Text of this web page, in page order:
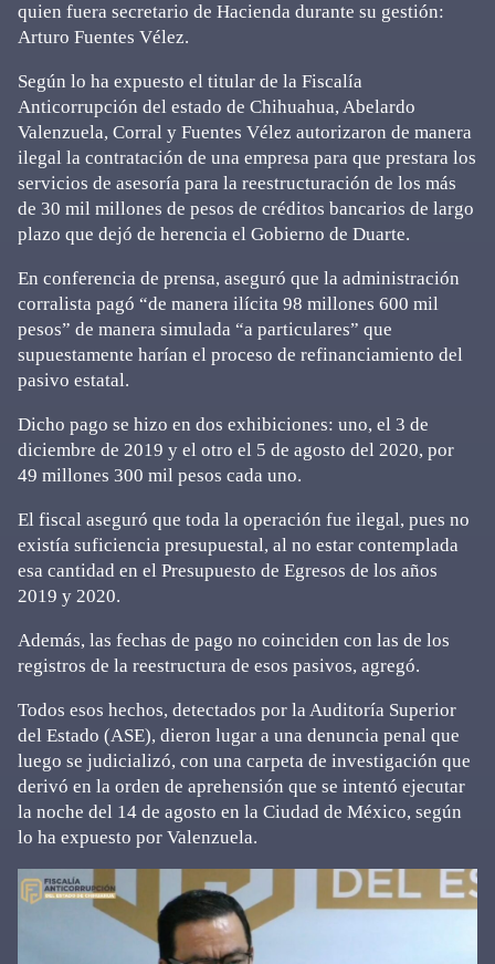
quien fuera secretario de Hacienda durante su gestión:
Arturo Fuentes Vélez.
Según lo ha expuesto el titular de la Fiscalía
Anticorrupción del estado de Chihuahua, Abelardo
Valenzuela, Corral y Fuentes Vélez autorizaron de manera
ilegal la contratación de una empresa para que prestara los
servicios de asesoría para la reestructuración de los más
de 30 mil millones de pesos de créditos bancarios de largo
plazo que dejó de herencia el Gobierno de Duarte.
En conferencia de prensa, aseguró que la administración
corralista pagó “de manera ilícita 98 millones 600 mil
pesos” de manera simulada “a particulares” que
supuestamente harían el proceso de refinanciamiento del
pasivo estatal.
Dicho pago se hizo en dos exhibiciones: uno, el 3 de
diciembre de 2019 y el otro el 5 de agosto del 2020, por
49 millones 300 mil pesos cada uno.
El fiscal aseguró que toda la operación fue ilegal, pues no
existía suficiencia presupuestal, al no estar contemplada
esa cantidad en el Presupuesto de Egresos de los años
2019 y 2020.
Además, las fechas de pago no coinciden con las de los
registros de la reestructura de esos pasivos, agregó.
Todos esos hechos, detectados por la Auditoría Superior
del Estado (ASE), dieron lugar a una denuncia penal que
luego se judicializó, con una carpeta de investigación que
derivó en la orden de aprehensión que se intentó ejecutar
la noche del 14 de agosto en la Ciudad de México, según
lo ha expuesto por Valenzuela.